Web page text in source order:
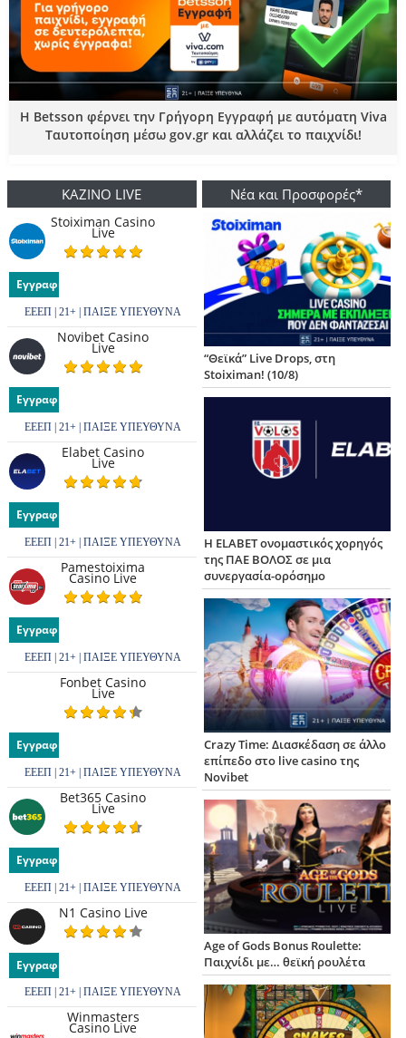
Η Betsson φέρνει την Γρήγορη Εγγραφή με αυτόματη Viva
Ταυτοποίηση μέσω gov.gr και αλλάζει το παιχνίδι!
ΚΑΖΙΝΟ LIVE
Stoiximan Casino
Live
Εγγραφή
ΕΕΕΠ | 21+ | ΠΑΙΞΕ ΥΠΕΥΘΥΝΑ
Novibet Casino
Live
Εγγραφή
ΕΕΕΠ | 21+ | ΠΑΙΞΕ ΥΠΕΥΘΥΝΑ
Elabet Casino
Live
Εγγραφή
ΕΕΕΠ | 21+ | ΠΑΙΞΕ ΥΠΕΥΘΥΝΑ
Pamestoixima
Casino Live
Εγγραφή
ΕΕΕΠ | 21+ | ΠΑΙΞΕ ΥΠΕΥΘΥΝΑ
Fonbet Casino
Live
Εγγραφή
ΕΕΕΠ | 21+ | ΠΑΙΞΕ ΥΠΕΥΘΥΝΑ
Bet365 Casino
Live
Εγγραφή
ΕΕΕΠ | 21+ | ΠΑΙΞΕ ΥΠΕΥΘΥΝΑ
N1 Casino Live
Εγγραφή
ΕΕΕΠ | 21+ | ΠΑΙΞΕ ΥΠΕΥΘΥΝΑ
Winmasters
Casino Live
Νέα και Προσφορές*
“Θεϊκά” Live Drops, στη
Stoiximan! (10/8)
Η ELABET ονομαστικός χορηγός
της ΠΑΕ ΒΟΛΟΣ σε μια
συνεργασία-ορόσημο
Crazy Time: Διασκέδαση σε άλλο
επίπεδο στο live casino της
Novibet
Age of Gods Bonus Roulette:
Παιχνίδι με… θεϊκή ρουλέτα
Εγγραφή στο
Γραφτείτε στο newsletter μας
καθημερινά
*Ναι, Έχω διαβάσει τούς
και αποδέχομαι να λαμβάνω
από froytakia.gr σχετικά με
καζίνο.
λίστα